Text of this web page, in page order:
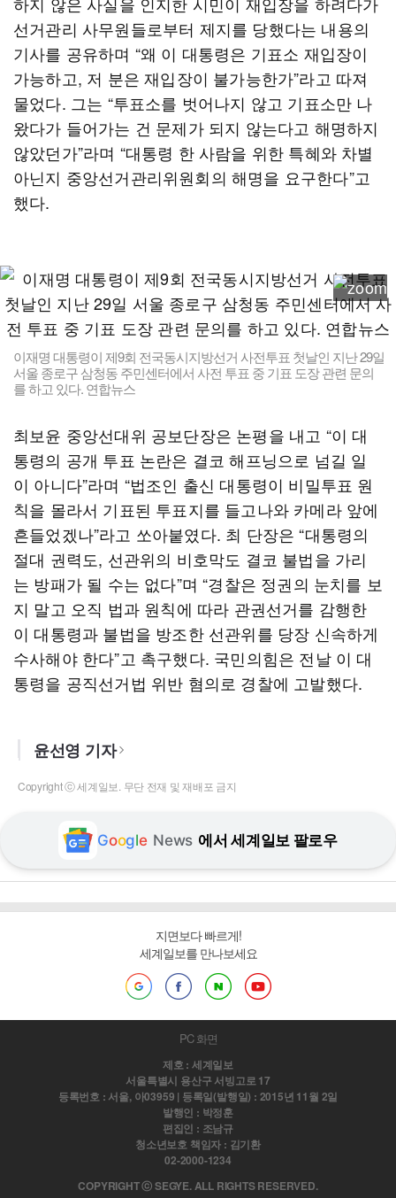
선거관리 사무원들로부터 제지를 당했다는 내용의
기사를 공유하며 “왜 이 대통령은 기표소 재입장이
가능하고, 저 분은 재입장이 불가능한가”라고 따져
물었다. 그는 “투표소를 벗어나지 않고 기표소만 나
왔다가 들어가는 건 문제가 되지 않는다고 해명하지
않았던가”라며 “대통령 한 사람을 위한 특혜와 차별
아닌지 중앙선거관리위원회의 해명을 요구한다”고
했다.
이재명 대통령이 제9회 전국동시지방선거 사전투표 첫날인 지난 29일
서울 종로구 삼청동 주민센터에서 사전 투표 중 기표 도장 관련 문의
를 하고 있다. 연합뉴스
최보윤 중앙선대위 공보단장은 논평을 내고 “이 대
통령의 공개 투표 논란은 결코 해프닝으로 넘길 일
이 아니다”라며 “법조인 출신 대통령이 비밀투표 원
칙을 몰라서 기표된 투표지를 들고나와 카메라 앞에
흔들었겠나”라고 쏘아붙였다. 최 단장은 “대통령의
절대 권력도, 선관위의 비호막도 결코 불법을 가리
는 방패가 될 수는 없다”며 “경찰은 정권의 눈치를 보
지 말고 오직 법과 원칙에 따라 관권선거를 감행한
이 대통령과 불법을 방조한 선관위를 당장 신속하게
수사해야 한다”고 촉구했다. 국민의힘은 전날 이 대
통령을 공직선거법 위반 혐의로 경찰에 고발했다.
윤선영 기자
Copyright ⓒ 세계일보. 무단 전재 및 재배포 금지
Google News 에서 세계일보 팔로우
지면보다 빠르게!
세계일보를 만나보세요
PC 화면
제호 : 세계일보
서울특별시 용산구 서빙고로 17
등록번호 : 서울, 아03959 | 등록일(발행일) : 2015년 11월 2일
발행인 : 박정훈
편집인 : 조남규
청소년보호 책임자 : 김기환
02-2000-1234
COPYRIGHT ⓒ SEGYE. ALL RIGHTS RESERVED.